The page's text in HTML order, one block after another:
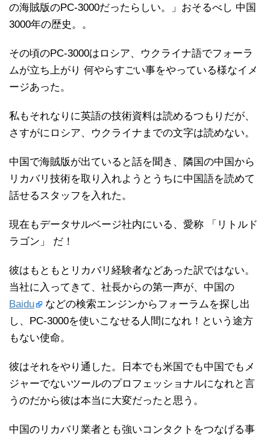
の海賊版のPC-3000だったらしい。」おそるべし 中国
3000年の歴史。。
その頃のPC-3000はロシア、ウクライナ語でフォーラ
ムが立ち上がり 何やらすごい事をやっている様なイメ
ージあった。
私もそれなりに英語の技術資料は読めるつもりだが、
さすがにロシア、ウクライナまでの文字は読めない。
中国で海賊版が出ていると話を聞き、隣国の中国から
リカバリ技術を取り入れようとうちに中国語を読めて
話せるスタッフを入れた。
現在もデータサルベージ社内にいる、愛称 「リトルド
ラゴン」 だ！
彼はもともとリカバリ経験者などあった訳ではない。
当社に入ってきて、社長からの第一声が、中国の
Baidu
などの検索エンジンからフォーラムを探し出
し、PC-3000を使いこなせる人間になれ！という途方
もない使命。
彼はそれをやり通した。日本でも米国でも中国でもメ
ジャーでないツールのプロフェッショナルになれと言
うのだから彼は本当に大変だったと思う。
中国のリカバリ業者とも強いコンタクトをつなげる事